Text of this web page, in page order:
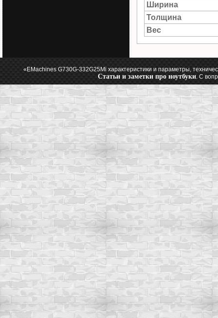
Ширина
Толщина
Вес
«EMachines G730G-332G25Mi характеристики и параметры,
Статьи и заметки про ноутбуки. С